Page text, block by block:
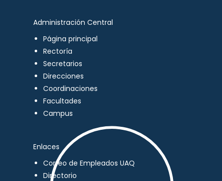
Administración Central
Página principal
Rectoría
Secretarios
Direcciones
Coordinaciones
Facultades
Campus
Enlaces
Correo de Empleados UAQ
Directorio